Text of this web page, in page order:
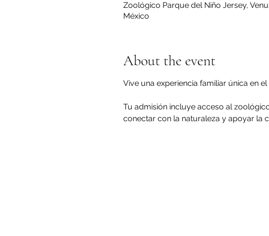
Zoológico Parque del Niño Jersey,
México
About the event
Vive una experiencia familiar única en
Tu admisión incluye acceso al
conectar con la naturaleza y apoyar la